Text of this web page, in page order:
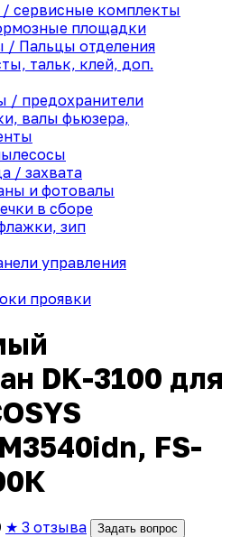
сервисные комплекты
площадки
/ Пальцы отделения
тальк, клей, доп.
/ предохранители
валы фьюзера,
/ захвата
и фотовалы
в сборе
зип
управления
проявки
DK-3100 для
FS-
★ 3 отзыва Задать вопрос